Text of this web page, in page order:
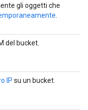
gli oggetti che
del bucket.
IP su un bucket.